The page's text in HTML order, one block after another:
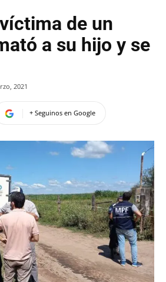
de un
a su hijo y se
2021
+ Seguinos en Google